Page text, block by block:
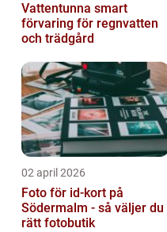
Vattentunna smart
förvaring för regnvatten
och trädgård
02 april 2026
Foto för id-kort på
Södermalm - så väljer du
rätt fotobutik